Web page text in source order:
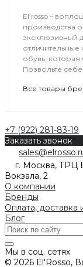
El’rosso –
производства
эксклюзивный
обувь, которая
Позвольте
Все товары
+7 (922) 281-83-19
Заказать звонок
г. Москва, ТРЦ
Вокзала, 2
О компании
Бренды
Оплата, доставка
Блог
Мы в соц. сетях
© 2026 El'Rosso,